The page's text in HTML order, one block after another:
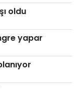
oldu
yapar